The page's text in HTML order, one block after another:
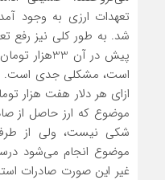
تعهدات ارزی به وجود
شد. به طور کلی نیز رفع
است، مشکلی جدی است.
ازای هر دلار هفت هزار
موضوع که ارز حاصل از
شکی نیست، ولی از
موضوع انجام می‌شود
غیر این صورت صادرات